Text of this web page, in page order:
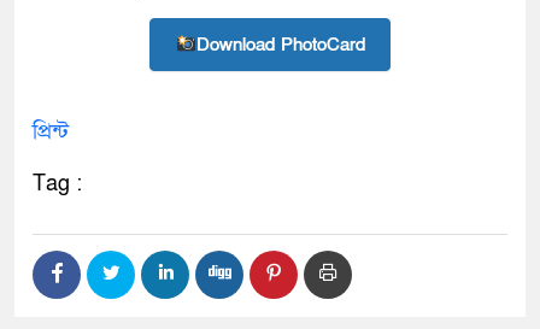
Download PhotoCard
প্রিন্ট
Tag :